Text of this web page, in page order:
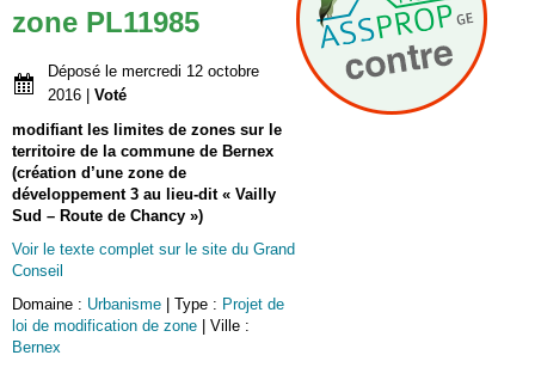
zone PL11985
Déposé le mercredi 12 octobre
2016 | Voté
modifiant les limites de zones sur le
territoire de la commune de Bernex
(création d’une zone de
développement 3 au lieu-dit « Vailly
Sud – Route de Chancy »)
Voir le texte complet sur le site du Grand
Conseil
Domaine : Urbanisme | Type : Projet de
loi de modification de zone | Ville :
Bernex